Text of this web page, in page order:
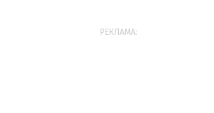
РЕКЛАМА: